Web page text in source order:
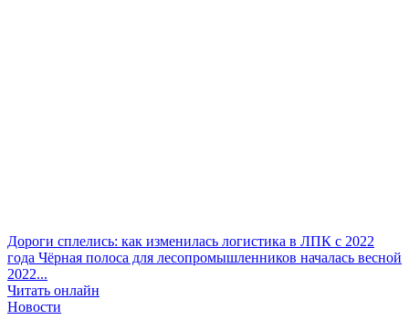
Дороги сплелись: как изменилась логистика в ЛПК с 2022
года Чёрная полоса для лесопромышленников началась весной
2022...
Читать онлайн
Новости